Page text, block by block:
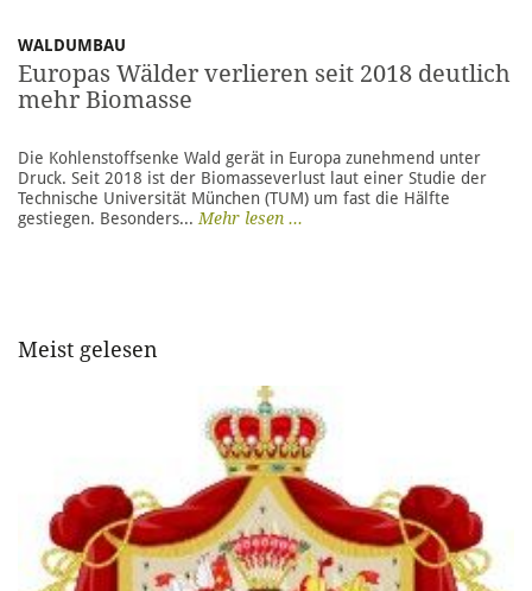
WALDUMBAU
Europas Wälder verlieren seit 2018 deutlich
mehr Biomasse
Die Kohlenstoffsenke Wald gerät in Europa zunehmend unter
Druck. Seit 2018 ist der Biomasseverlust laut einer Studie der
Technische Universität München (TUM) um fast die Hälfte
gestiegen. Besonders...Mehr lesen ...
Meist gelesen